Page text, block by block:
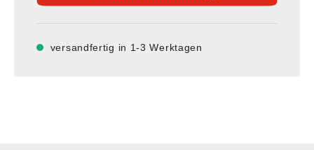
versandfertig in 1-3 Werktagen